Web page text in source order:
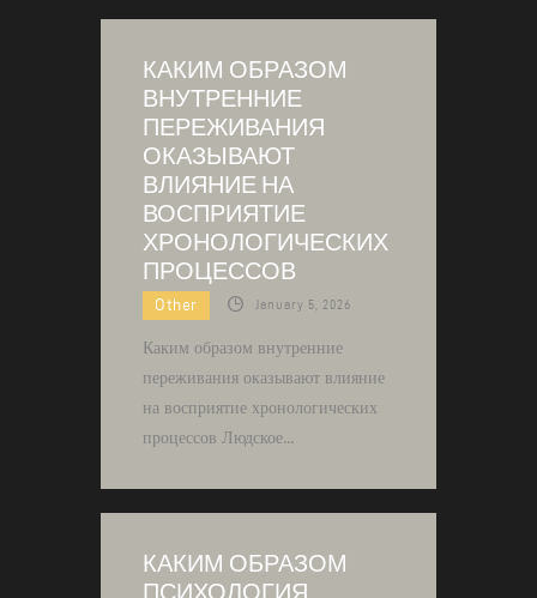
КАКИМ ОБРАЗОМ
ВНУТРЕННИЕ
ПЕРЕЖИВАНИЯ
ОКАЗЫВАЮТ
ВЛИЯНИЕ НА
ВОСПРИЯТИЕ
ХРОНОЛОГИЧЕСКИХ
ПРОЦЕССОВ
Other January 5, 2026
Каким образом внутренние
переживания оказывают влияние
на восприятие хронологических
процессов Людское…
КАКИМ ОБРАЗОМ
ПСИХОЛОГИЯ